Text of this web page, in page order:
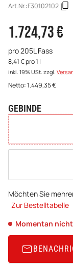
Art.Nr.:F30102102
1.724,73 €
pro 205L Fass
8,41 € pro 1 l
inkl. 19% USt. zzgl.
Netto:1.449,35€
GEBINDE
wählen
Möchten Sie
Zur Bestelltabelle
Momentan